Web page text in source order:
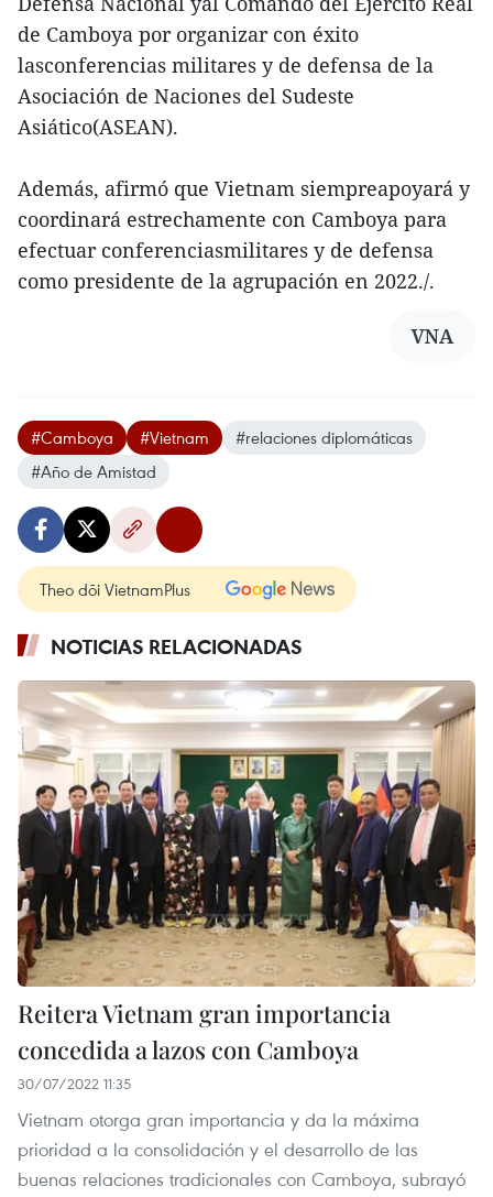
de Camboya por organizar con éxito
lasconferencias militares y de defensa de la
Asociación de Naciones del Sudeste
Asiático(ASEAN).
Además, afirmó que Vietnam siempreapoyará y
coordinará estrechamente con Camboya para
efectuar conferenciasmilitares y de defensa
como presidente de la agrupación en 2022./.
VNA
#Camboya #Vietnam
#relaciones diplomáticas
#Año de Amistad
Theo dõi VietnamPlus
NOTICIAS RELACIONADAS
Reitera Vietnam gran importancia
concedida a lazos con Camboya
30/07/2022 11:35
Vietnam otorga gran importancia y da la máxima
prioridad a la consolidación y el desarrollo de las
buenas relaciones tradicionales con Camboya, subrayó